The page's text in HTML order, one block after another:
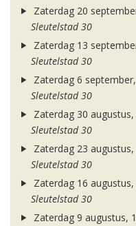
Zaterdag 20
Sleutelstad 30
Zaterdag 13
Sleutelstad 30
Zaterdag 6
Sleutelstad 30
Zaterdag 30
Sleutelstad 30
Zaterdag 23
Sleutelstad 30
Zaterdag 16
Sleutelstad 30
Zaterdag 9 augustus,